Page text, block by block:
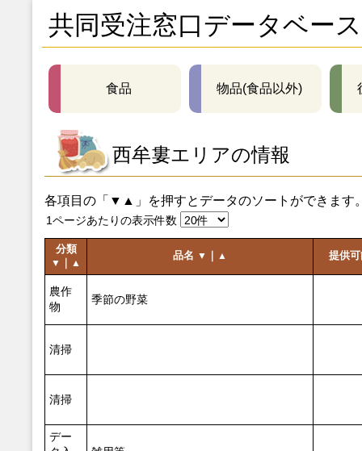
共同受注窓口データベース
食品 物品(食品以外)
西牟婁エリアの情報
各項目の「▼▲」を押すとデータのソートができます
1ページあたりの表示件数
分類
▼ ▲
品名 ▼ ▲ 提供
農作
物
季節の野菜
清掃
清掃
デー